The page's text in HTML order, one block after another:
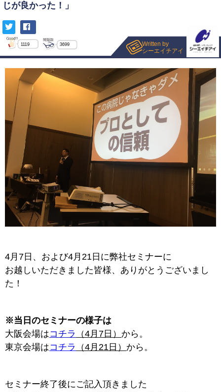
じが良かった！」
1119 3699
Written by
シーエイチアイ
4月7日、および4月21日に弊社セミナーに
お越しいただきました皆様、ありがとうございまし
た！
※当日のセミナーの様子は
大阪会場はコチラ （4月7日） から。
東京会場はコチラ （4月21日） から。
セミナー終了後にご記入頂きました